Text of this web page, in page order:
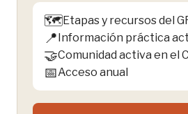
🗺️Etapas y recursos del
📍Información práctica
🤝Comunidad activa en el
📅Acceso anual